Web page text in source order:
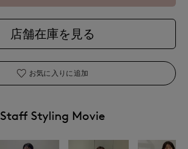
店舗在庫を見る
お気に入りに追加
Staff Styling Movie